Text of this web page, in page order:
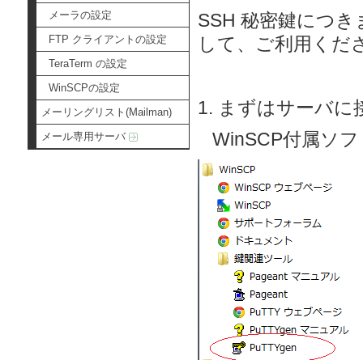
メーラの設定
FTP クライアントの設定
TeraTerm の設定
WinSCPの設定
メーリングリスト(Mailman)
メール専用サーバ
SSH 秘密鍵につき
して、ご利用くだ
1. まずはサーバに
WinSCP付属ソ